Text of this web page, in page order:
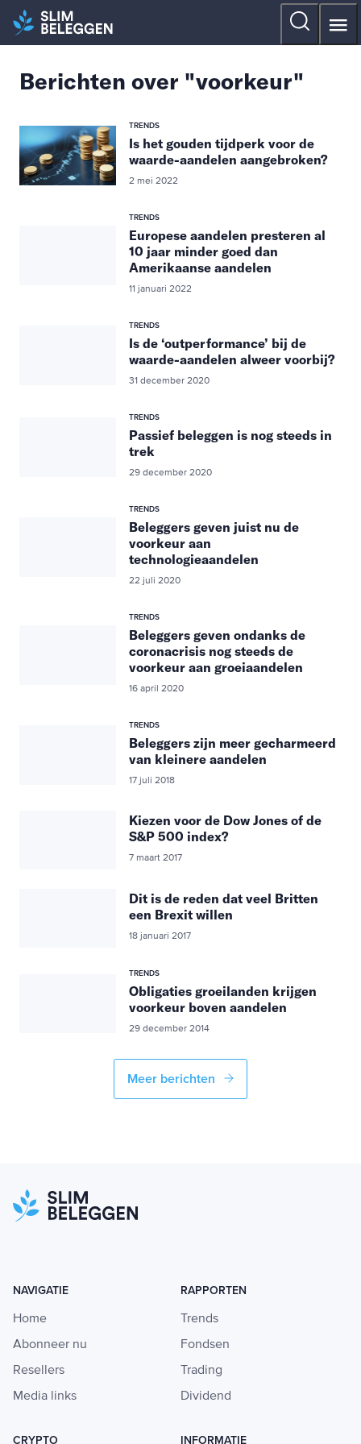
Berichten over "voorkeur"
TRENDS
Is het gouden tijdperk voor de
waarde-aandelen aangebroken?
2 mei 2022
TRENDS
Europese aandelen presteren al
10 jaar minder goed dan
Amerikaanse aandelen
11 januari 2022
TRENDS
Is de ‘outperformance’ bij de
waarde-aandelen alweer voorbij?
31 december 2020
TRENDS
Passief beleggen is nog steeds in
trek
29 december 2020
TRENDS
Beleggers geven juist nu de
voorkeur aan
technologieaandelen
22 juli 2020
TRENDS
Beleggers geven ondanks de
coronacrisis nog steeds de
voorkeur aan groeiaandelen
16 april 2020
TRENDS
Beleggers zijn meer gecharmeerd
van kleinere aandelen
17 juli 2018
Kiezen voor de Dow Jones of de
S&P 500 index?
7 maart 2017
Dit is de reden dat veel Britten
een Brexit willen
18 januari 2017
TRENDS
Obligaties groeilanden krijgen
voorkeur boven aandelen
29 december 2014
Meer berichten
NAVIGATIE
Home
Abonneer nu
Resellers
Media links
RAPPORTEN
Trends
Fondsen
Trading
Dividend
CRYPTO INFORMATIE